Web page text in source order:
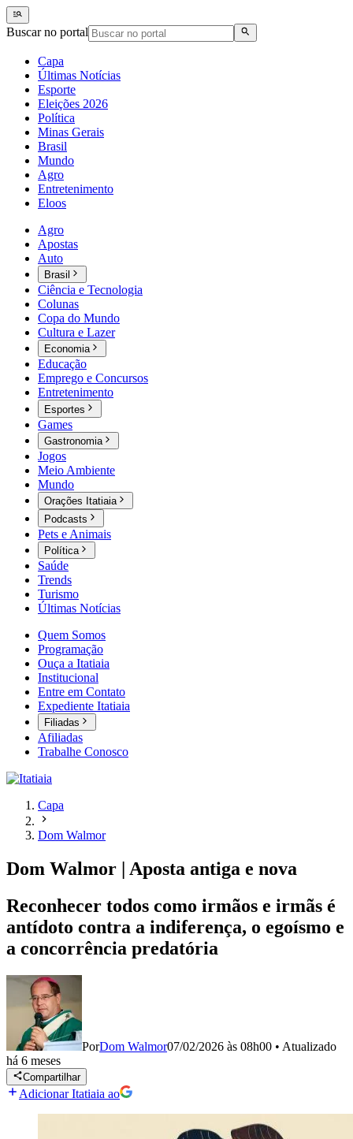
Buscar no portal
Capa
Últimas Notícias
Esporte
Eleições 2026
Política
Minas Gerais
Brasil
Mundo
Agro
Entretenimento
Eloos
Agro
Apostas
Auto
Brasil
Ciência e Tecnologia
Colunas
Copa do Mundo
Cultura e Lazer
Economia
Educação
Emprego e Concursos
Entretenimento
Esportes
Games
Gastronomia
Jogos
Meio Ambiente
Mundo
Orações Itatiaia
Podcasts
Pets e Animais
Política
Saúde
Trends
Turismo
Últimas Notícias
Quem Somos
Programação
Ouça a Itatiaia
Institucional
Entre em Contato
Expediente Itatiaia
Filiadas
Afiliadas
Trabalhe Conosco
Capa
Dom Walmor
Dom Walmor | Aposta antiga e nova
Reconhecer todos como irmãos e irmãs é
antídoto contra a indiferença, o egoísmo e
a concorrência predatória
PorDom Walmor07/02/2026 às 08h00 • Atualizado
há 6 meses
Compartilhar
Adicionar Itatiaia ao